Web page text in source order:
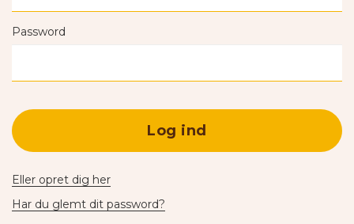
Password
Log ind
Eller opret dig her
Har du glemt dit password?